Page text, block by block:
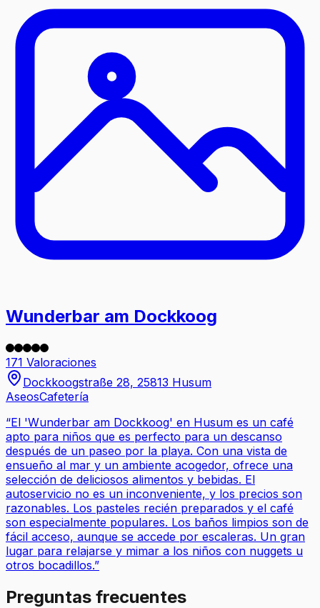
Wunderbar am Dockkoog
171 Valoraciones
Dockkoogstraße 28, 25813 Husum
AseosCafetería
“El 'Wunderbar am Dockkoog' en Husum es un café
apto para niños que es perfecto para un descanso
después de un paseo por la playa. Con una vista de
ensueño al mar y un ambiente acogedor, ofrece una
selección de deliciosos alimentos y bebidas. El
autoservicio no es un inconveniente, y los precios son
razonables. Los pasteles recién preparados y el café
son especialmente populares. Los baños limpios son de
fácil acceso, aunque se accede por escaleras. Un gran
lugar para relajarse y mimar a los niños con nuggets u
otros bocadillos.”
Preguntas frecuentes